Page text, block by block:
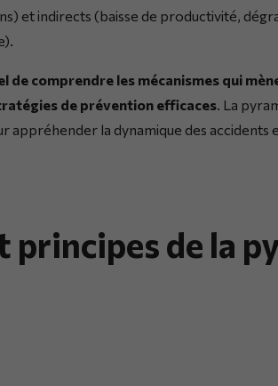
et indirects (baisse de productivité,
de comprendre les mécanismes qui
de prévention efficaces . La
appréhender la dynamique des accidents
principes de la